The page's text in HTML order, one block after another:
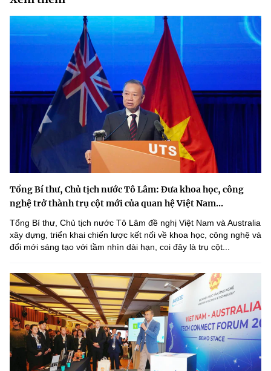
Tổng Bí thư, Chủ tịch nước Tô Lâm: Đưa khoa học, công
nghệ trở thành trụ cột mới của quan hệ Việt Nam...
Tổng Bí thư, Chủ tịch nước Tô Lâm đề nghị Việt Nam và Australia
xây dựng, triển khai chiến lược kết nối về khoa học, công nghệ và
đổi mới sáng tạo với tầm nhìn dài hạn, coi đây là trụ cột...